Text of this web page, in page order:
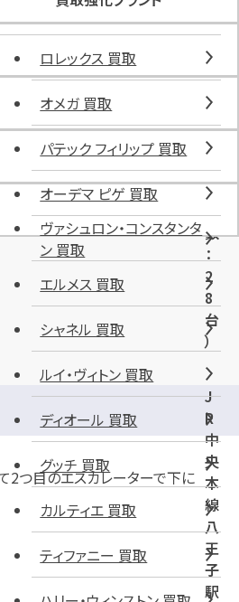
横
山
町
第
5
（
収
容
台
数
：
2
8
台
）
J
R
中
央
本
線
八
王
子
駅
ロレックス 買取
オメガ 買取
パテック フィリップ 買取
オーデマ ピゲ 買取
ヴァシュロン・コンスタンタ
ン 買取
エルメス 買取
シャネル 買取
ルイ・ヴィトン 買取
ディオール 買取
グッチ 買取
カルティエ 買取
ティファニー 買取